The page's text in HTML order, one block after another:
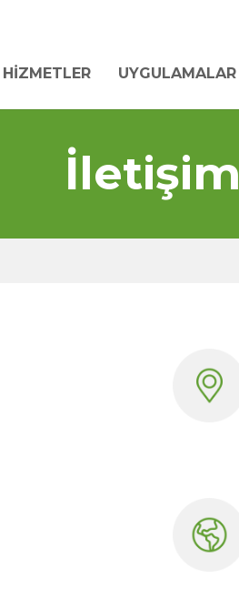
HIZMETLER UYGULAMALAR
İletişim